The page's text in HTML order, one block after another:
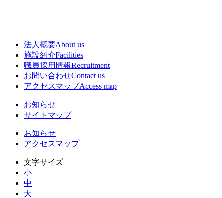
法人概要About us
施設紹介Facilities
職員採用情報Recruitment
お問い合わせContact us
アクセスマップAccess map
お知らせ
サイトマップ
お知らせ
アクセスマップ
文字サイズ
小
中
大